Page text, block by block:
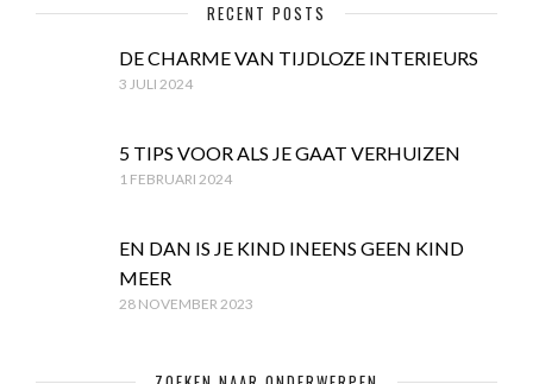
RECENT POSTS
DE CHARME VAN TIJDLOZE INTERIEURS
3 JULI 2024
5 TIPS VOOR ALS JE GAAT VERHUIZEN
1 FEBRUARI 2024
EN DAN IS JE KIND INEENS GEEN KIND
MEER
28 NOVEMBER 2023